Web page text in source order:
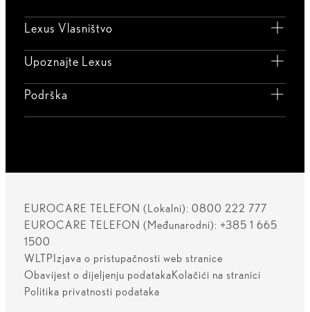
Lexus Vlasništvo
Upoznajte Lexus
Podrška
EUROCARE TELEFON (Lokalni): 0800 222 777
EUROCARE TELEFON (Međunarodni): +385 1 665
1500
WLTPIzjava o pristupačnosti web stranice
Obavijest o dijeljenju podatakaKolačići na stranici
Politika privatnosti podataka